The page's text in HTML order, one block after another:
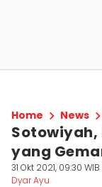
Home News
Sotowiyah,
yang
31 Okt 2021, 09:30 WIB
Dyar Ayu